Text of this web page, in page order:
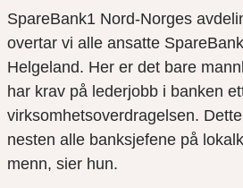
SpareBank1 Nord-Norges
overtar vi alle ansatte
Helgeland. Her er det bare
har krav på lederjobb i banken
virksomhetsoverdragelsen.
nesten alle banksjefene på
menn, sier hun.